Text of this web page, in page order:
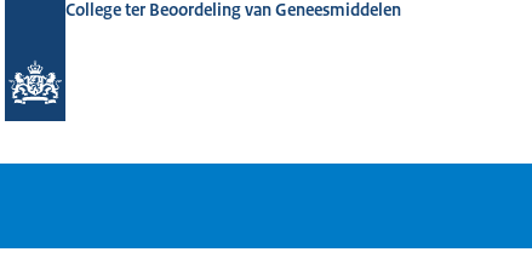
College ter Beoordeling van Geneesmiddelen